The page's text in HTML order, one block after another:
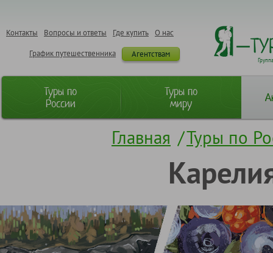
О нас
Где купить
Вопросы и ответы
Контакты
Агентствам
График путешественника
Туры по
России
Туры по
миру
Главная /Туры по